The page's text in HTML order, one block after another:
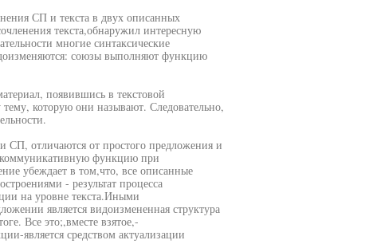
СП и текста в двух описанных
текста,обнаружил интересную
многие синтаксические
союзы выполняют функцию
появившись в текстовой
которую они называют. Следовательно,
СП, отличаются от простого предложения и
коммуникативную функцию при
убеждает в том,что, все описанные
- результат процесса
на уровне текста.Иными
является видоизмененная структура
Все это;,вместе взятое,-
является средством актуализации